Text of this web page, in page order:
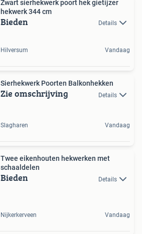
Zwart sierhekwerk poort hek gietijzer
hekwerk 344 cm
Bieden Details
Hilversum Vandaag
Sierhekwerk Poorten Balkonhekken
Zie omschrijving Details
Slagharen Vandaag
Twee eikenhouten hekwerken met
schaaldelen
Bieden Details
Nijkerkerveen Vandaag